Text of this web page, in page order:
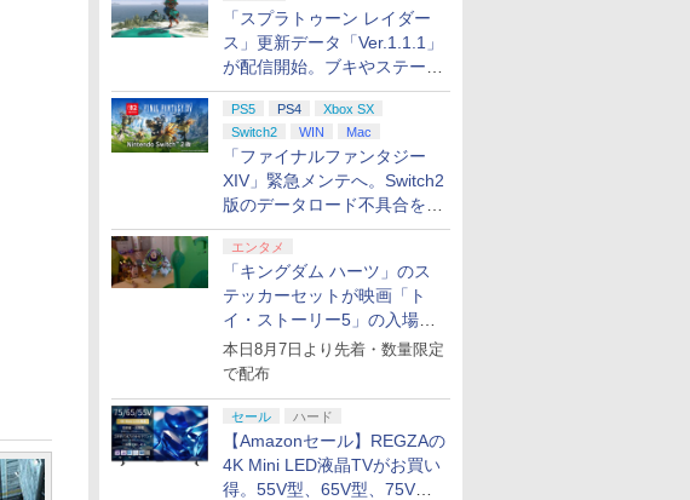
「スプラトゥーン レイダー
ス」更新データ「Ver.1.1.1」
が配信開始。ブキやステージ
に関する不具合を修正
PS5 PS4
Xbox SX
Switch2
WIN Mac
「ファイナルファンタジー
XIV」緊急メンテへ。Switch2
版のデータロード不具合を最
適化
エンタメ
「キングダム ハーツ」のス
テッカーセットが映画「ト
イ・ストーリー5」の入場特
典として配布決定！
本日8月7日より先着・数量限定
で配布
セール ハード
【Amazonセール】REGZAの
4K Mini LED液晶TVがお買い
得。55V型、65V型、75V型